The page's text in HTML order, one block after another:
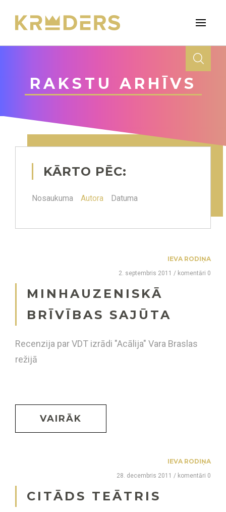
RAKSTU ARHĪVS
KĀRTO PĒC:
Nosaukuma Autora Datuma
IEVA RODIŅA
2. septembris 2011 / komentāri 0
MINHAUZENISKĀ
BRĪVĪBAS SAJŪTA
Recenzija par VDT izrādi "Acālija" Vara Braslas
režijā
VAIRĀK
IEVA RODIŅA
28. decembris 2011 / komentāri 0
CITĀDS TEĀTRIS